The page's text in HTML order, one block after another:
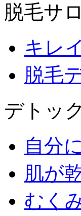
脱毛サ
キレ
脱毛
デトッ
自分
肌が
むく